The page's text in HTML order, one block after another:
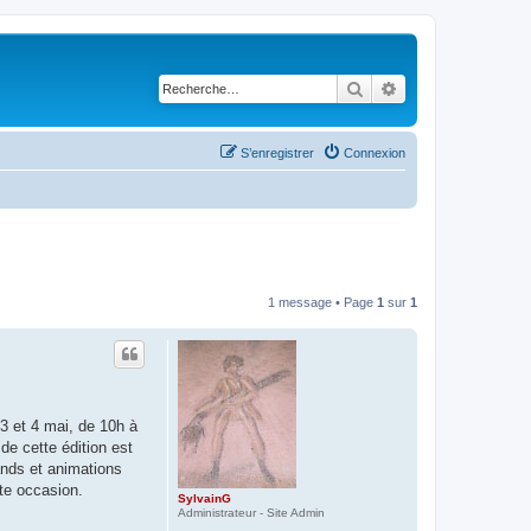
Rechercher
Connexion
S’enregistrer
1 message • Page 1 sur 1
SylvainG
Administrateur - Site Admin
et 4 mai, de 10h à
cette édition est
et animations
occasion.